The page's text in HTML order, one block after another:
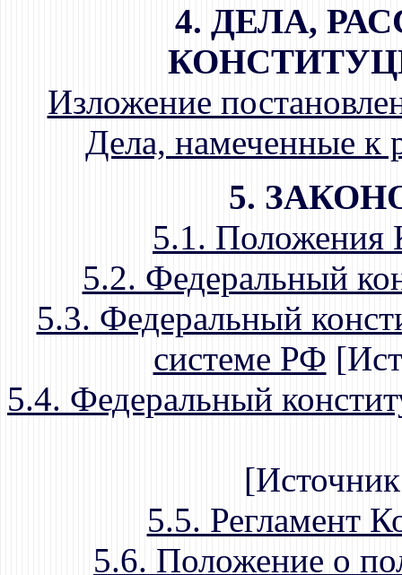
4. ДЕЛА,
Изложение
Дела, намеченные к
5.
5.1. Положения
5.2. Федеральный
5.3. Федеральный
системе РФ
5.4. Федеральный
5.5. Регламент
5.6. Положение о